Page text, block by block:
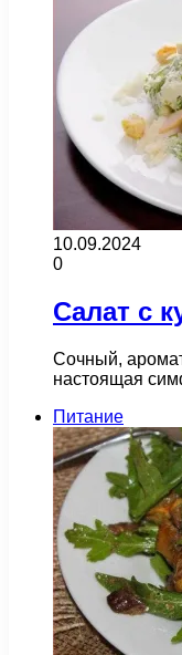
10.09.2024
0
Салат с
Сочный,
настоящая
Питание